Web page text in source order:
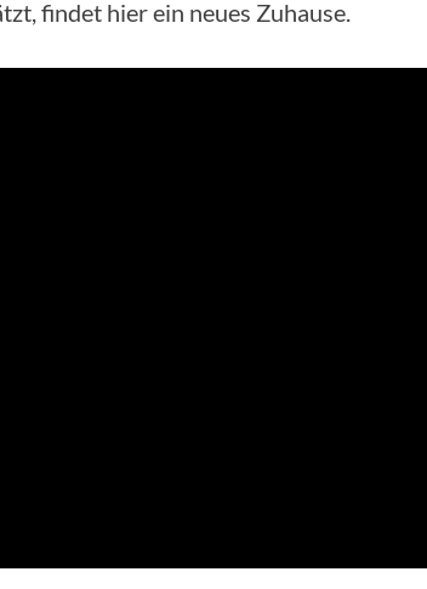
findet hier ein neues Zuhause.